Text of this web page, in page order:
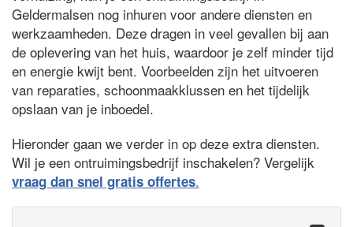
Geldermalsen nog inhuren voor andere diensten en
werkzaamheden. Deze dragen in veel gevallen bij aan
de oplevering van het huis, waardoor je zelf minder tijd
en energie kwijt bent. Voorbeelden zijn het uitvoeren
van reparaties, schoonmaakklussen en het tijdelijk
opslaan van je inboedel.
Hieronder gaan we verder in op deze extra diensten.
Wil je een ontruimingsbedrijf inschakelen? Vergelijk
vraag dan snel gratis offertes.